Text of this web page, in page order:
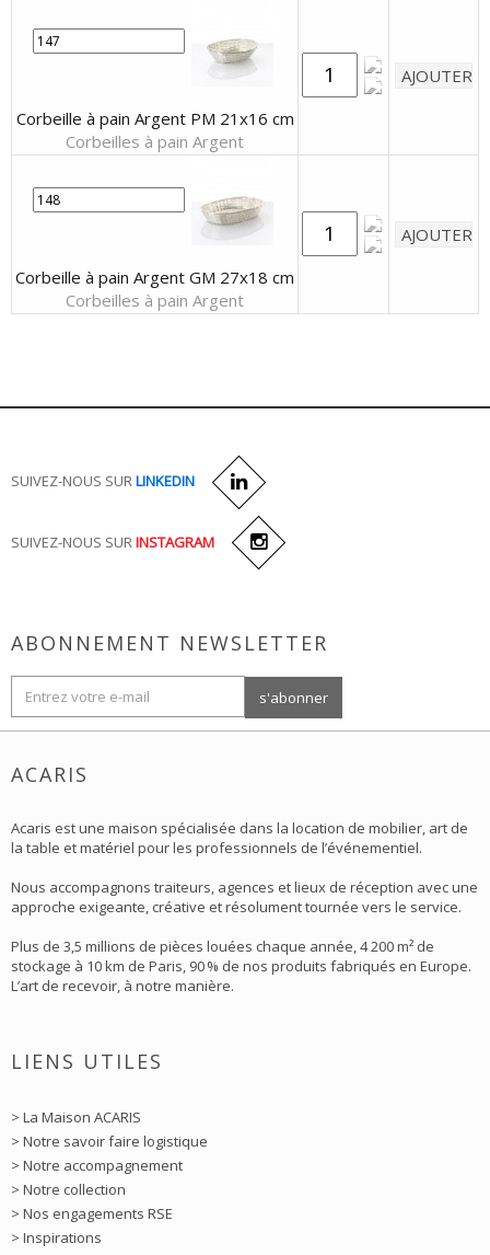
Corbeille à pain Argent PM 21x16 cm
Corbeilles à pain Argent
Corbeille à pain Argent GM 27x18 cm
Corbeilles à pain Argent
SUIVEZ-NOUS SURLINKEDIN
SUIVEZ-NOUS SURINSTAGRAM
ABONNEMENT NEWSLETTER
ACARIS
Acaris est une maison spécialisée dans la location de mobilier, art de
la table et matériel pour les professionnels de l’événementiel.
Nous accompagnons traiteurs, agences et lieux de réception avec une
approche exigeante, créative et résolument tournée vers le service.
Plus de 3,5 millions de pièces louées chaque année, 4 200 m² de
stockage à 10 km de Paris, 90 % de nos produits fabriqués en Europe.
L’art de recevoir, à notre manière.
LIENS UTILES
> La Maison ACARIS
> Notre savoir faire logistique
> Notre accompagnement
> Notre collection
> Nos engagements RSE
> Inspirations